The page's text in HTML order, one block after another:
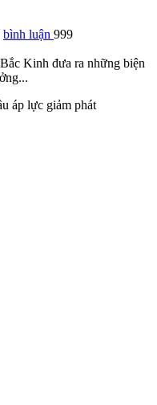
bình luận 999
Kinh đưa ra những biện